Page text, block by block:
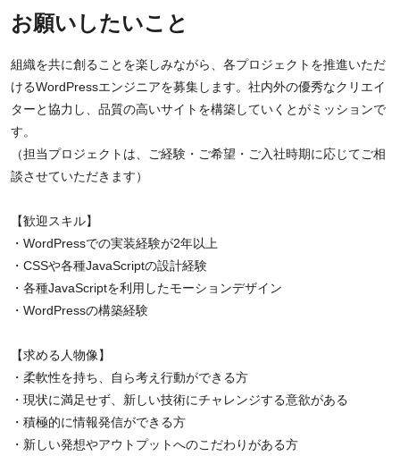
お願いしたいこと
組織を共に創ることを楽しみながら、各プロジェクトを推進いただ
けるWordPressエンジニアを募集します。社内外の優秀なクリエイ
ターと協力し、品質の高いサイトを構築していくとがミッションで
す。
（担当プロジェクトは、ご経験・ご希望・ご入社時期に応じてご相
談させていただきます）
【歓迎スキル】
・WordPressでの実装経験が2年以上
・CSSや各種JavaScriptの設計経験
・各種JavaScriptを利用したモーションデザイン
・WordPressの構築経験
【求める人物像】
・柔軟性を持ち、自ら考え行動ができる方
・現状に満足せず、新しい技術にチャレンジする意欲がある
・積極的に情報発信ができる方
・新しい発想やアウトプットへのこだわりがある方